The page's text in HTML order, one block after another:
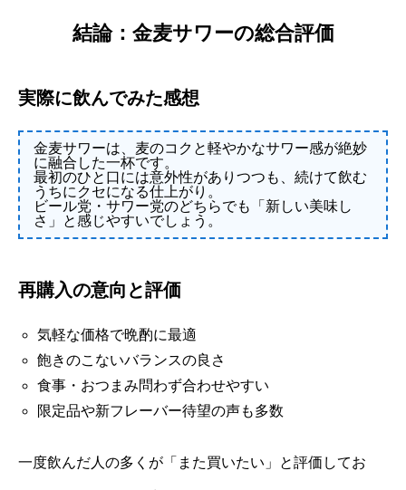
結論：金麦サワーの総合評価
実際に飲んでみた感想
金麦サワーは、麦のコクと軽やかなサワー感が絶妙
に融合した一杯です。
最初のひと口には意外性がありつつも、続けて飲む
うちにクセになる仕上がり。
ビール党・サワー党のどちらでも「新しい美味し
さ」と感じやすいでしょう。
再購入の意向と評価
気軽な価格で晩酌に最適
飽きのこないバランスの良さ
食事・おつまみ問わず合わせやすい
限定品や新フレーバー待望の声も多数
一度飲んだ人の多くが「また買いたい」と評価してお